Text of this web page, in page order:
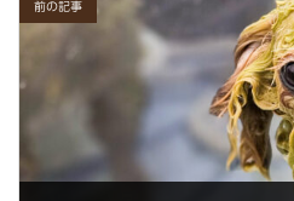
前の記事